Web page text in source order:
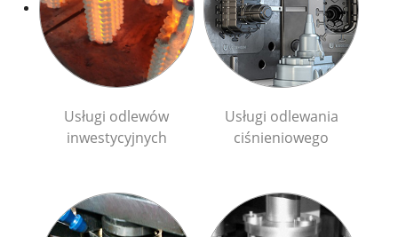
Usługi odlewów
inwestycyjnych
Usługi odlewania
ciśnieniowego